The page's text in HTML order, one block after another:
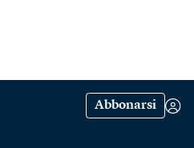
Abbonarsi